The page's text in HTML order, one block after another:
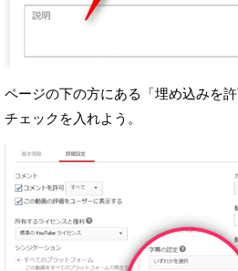
ページの下の方にある「埋め込みを
チェックを入れよう。